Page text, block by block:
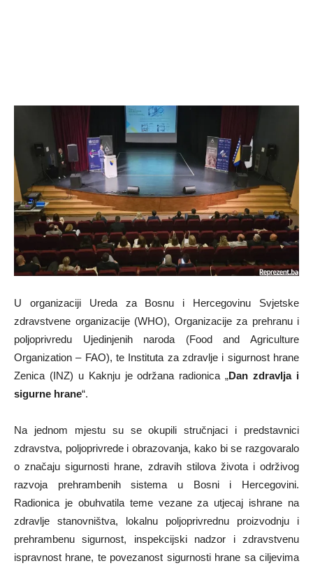
U organizaciji Ureda za Bosnu i Hercegovinu Svjetske
zdravstvene organizacije (WHO), Organizacije za prehranu i
poljoprivredu Ujedinjenih naroda (Food and Agriculture
Organization – FAO), te Instituta za zdravlje i sigurnost hrane
Zenica (INZ) u Kaknju je održana radionica „Dan zdravlja i
sigurne hrane“.
Na jednom mjestu su se okupili stručnjaci i predstavnici
zdravstva, poljoprivrede i obrazovanja, kako bi se razgovaralo
o značaju sigurnosti hrane, zdravih stilova života i održivog
razvoja prehrambenih sistema u Bosni i Hercegovini.
Radionica je obuhvatila teme vezane za utjecaj ishrane na
zdravlje stanovništva, lokalnu poljoprivrednu proizvodnju i
prehrambenu sigurnost, inspekcijski nadzor i zdravstvenu
ispravnost hrane, te povezanost sigurnosti hrane sa ciljevima